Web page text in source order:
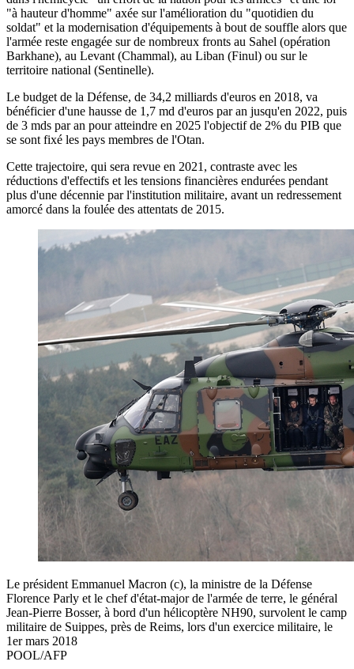
"à hauteur d'homme" axée sur l'amélioration du "quotidien du
soldat" et la modernisation d'équipements à bout de souffle alors que
l'armée reste engagée sur de nombreux fronts au Sahel (opération
Barkhane), au Levant (Chammal), au Liban (Finul) ou sur le
territoire national (Sentinelle).
Le budget de la Défense, de 34,2 milliards d'euros en 2018, va
bénéficier d'une hausse de 1,7 md d'euros par an jusqu'en 2022, puis
de 3 mds par an pour atteindre en 2025 l'objectif de 2% du PIB que
se sont fixé les pays membres de l'Otan.
Cette trajectoire, qui sera revue en 2021, contraste avec les
réductions d'effectifs et les tensions financières endurées pendant
plus d'une décennie par l'institution militaire, avant un redressement
amorcé dans la foulée des attentats de 2015.
Le président Emmanuel Macron (c), la ministre de la Défense
Florence Parly et le chef d'état-major de l'armée de terre, le général
Jean-Pierre Bosser, à bord d'un hélicoptère NH90, survolent le camp
militaire de Suippes, près de Reims, lors d'un exercice militaire, le
1er mars 2018
POOL/AFP